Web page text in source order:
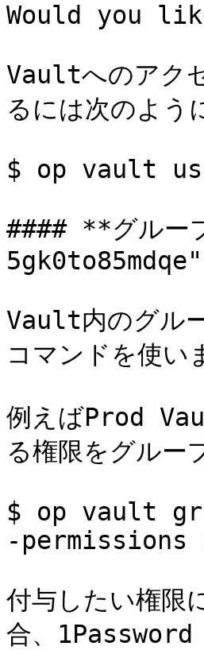
Would you
Vaultへのアク
るには次のよう
$ op vault
#### **グルー
Vault内のグル
コマンドを使い
例えばProd
る権限をグルー
$ op vault
-
付与したい権限
合、1Password